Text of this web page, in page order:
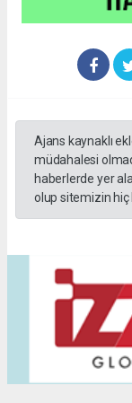
Ajans kaynaklı
müdahalesi
haberlerde yer
olup sitemizin